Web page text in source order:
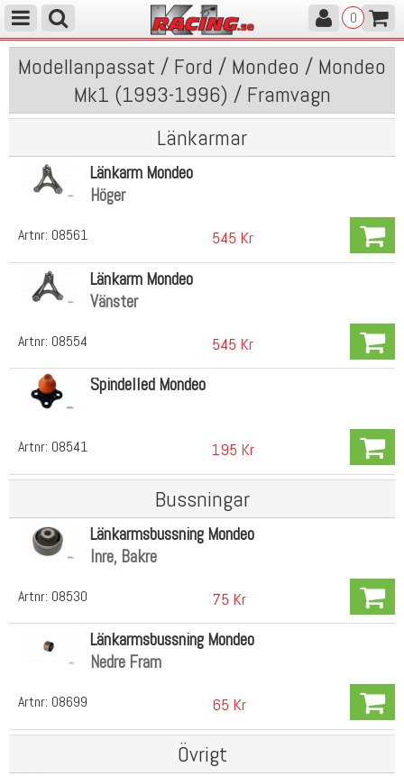
0
Modellanpassat / Ford / Mondeo / Mondeo
Mk1 (1993-1996) / Framvagn
Länkarmar
Artnr: 08561
Länkarm Mondeo
Höger
545 Kr
Artnr: 08554
Länkarm Mondeo
Vänster
545 Kr
Artnr: 08541
Spindelled Mondeo
195 Kr
Bussningar
Artnr: 08530
Länkarmsbussning Mondeo
Inre, Bakre
75 Kr
Artnr: 08699
Länkarmsbussning Mondeo
Nedre Fram
65 Kr
Övrigt